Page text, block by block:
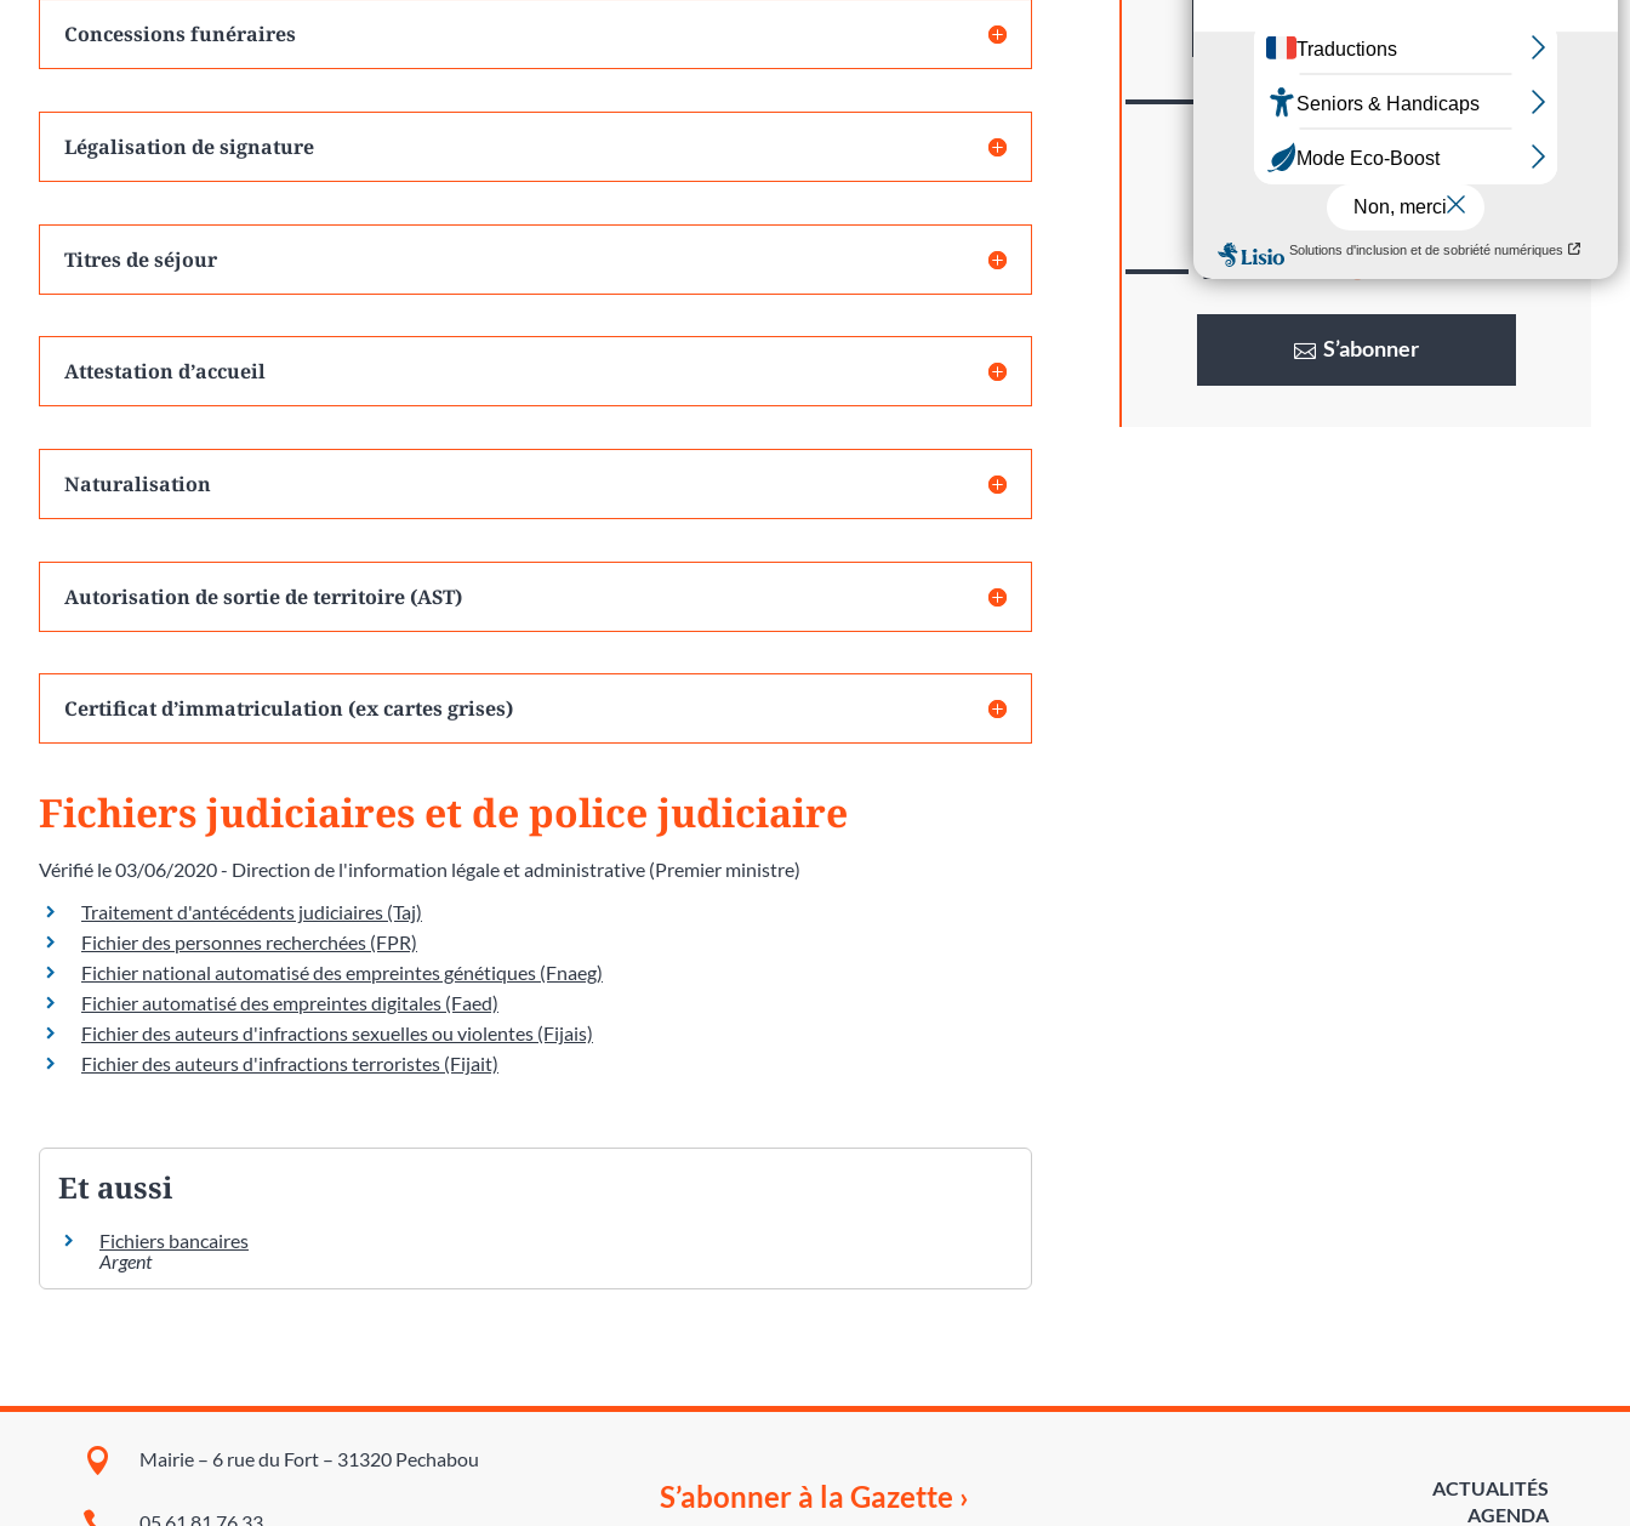
Concessions funéraires
Légalisation de signature
Titres de séjour
Attestation d’accueil
Naturalisation
Autorisation de sortie de territoire (AST)
Certificat d’immatriculation (ex cartes grises)
Fichiers judiciaires et de police judiciaire
Vérifié le 03/06/2020 - Direction de l'information légale et administrative (Premier ministre)
Traitement d'antécédents judiciaires (Taj)
Fichier des personnes recherchées (FPR)
Fichier national automatisé des empreintes génétiques (Fnaeg)
Fichier automatisé des empreintes digitales (Faed)
Fichier des auteurs d'infractions sexuelles ou violentes (Fijais)
Fichier des auteurs d'infractions terroristes (Fijait)
Et aussi
Fichiers bancaires
Argent
NousSUIVRE
LisezLA GAZETTE
S’abonner
 Mairie – 6 rue du Fort – 31320 Pechabou
S’abonner à la Gazette ›
ACTUALITÉS
AGENDA